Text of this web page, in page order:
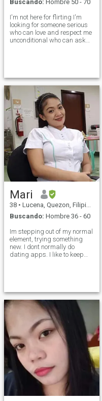
Buscando: Hombre 50 - 70
I'm not here for flirting I'm
looking for someone serious
who can love and respect me
unconditional who can ask
with him, i am 55 but still
young ,w
Mari
38 • Lucena, Quezon, Filipinas
Buscando: Hombre 36 - 60
Im stepping out of my normal
element, trying something
new. I dont normally do
dating apps. I like to keep
and discovery that is why i